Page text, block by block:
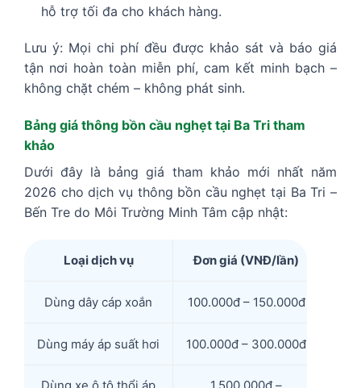
hỗ trợ tối đa cho khách hàng.
Lưu ý: Mọi chi phí đều được khảo sát và báo giá
tận nơi hoàn toàn miễn phí, cam kết minh bạch –
không chặt chém – không phát sinh.
Bảng giá thông bồn cầu nghẹt tại Ba Tri tham
khảo
Dưới đây là bảng giá tham khảo mới nhất năm
2026 cho dịch vụ thông bồn cầu nghẹt tại Ba Tri –
Bến Tre do Môi Trường Minh Tâm cập nhật:
Loại dịch vụ Đơn giá (VNĐ/lần)
Dùng dây cáp xoắn 100.000đ – 150.000đ
Dùng máy áp suất hơi 100.000đ – 300.000đ